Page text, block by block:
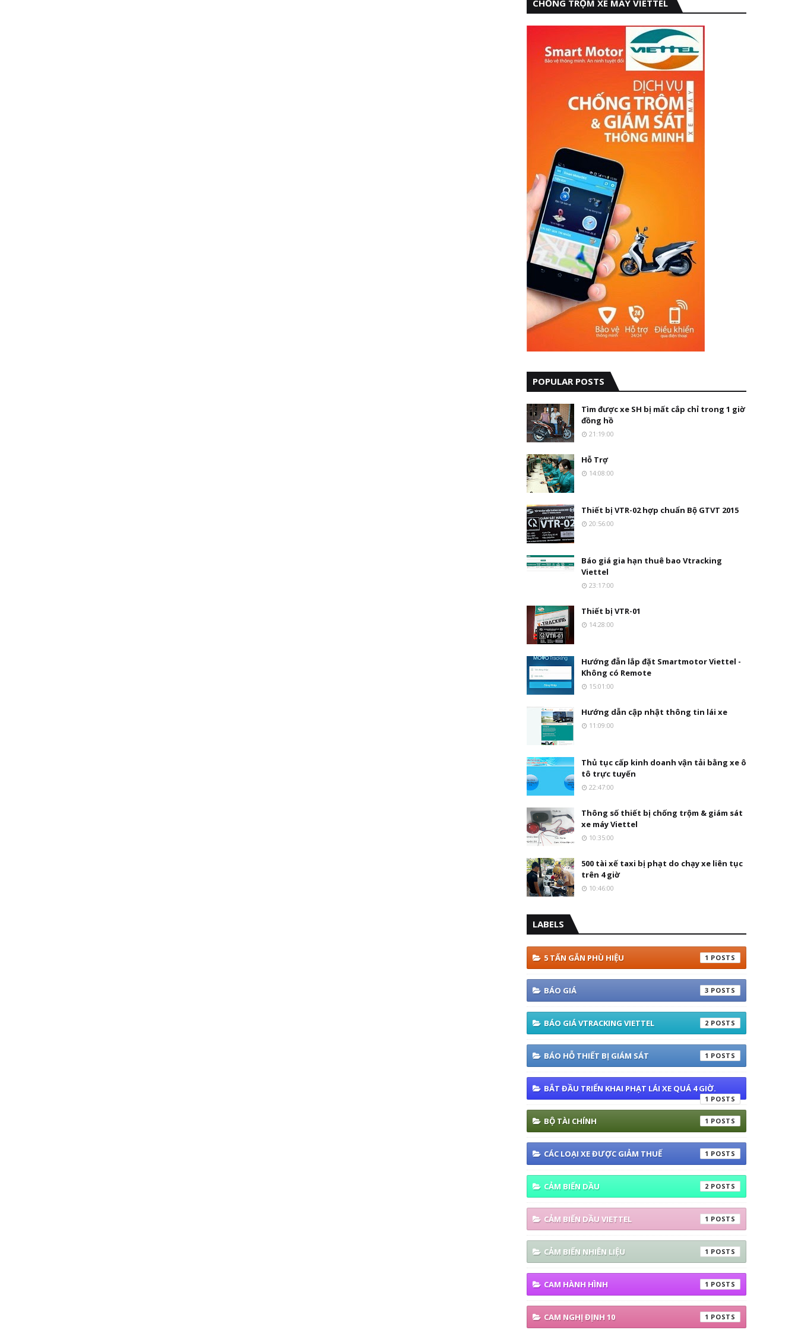
CHỐNG TRỘM XE MÁY VIETTEL
POPULAR POSTS
Tìm được xe SH bị mất cắp chỉ trong 1 giờ
đồng hồ
21:19:00
Hỗ Trợ
14:08:00
Thiết bị VTR-02 hợp chuẩn Bộ GTVT 2015
20:56:00
Báo giá gia hạn thuê bao Vtracking
Viettel
23:17:00
Thiết bị VTR-01
14:28:00
Hướng đẫn lắp đặt Smartmotor Viettel -
Không có Remote
15:01:00
Hướng dẫn cập nhật thông tin lái xe
11:09:00
Thủ tục cấp kinh doanh vận tải bằng xe ô
tô trực tuyến
22:47:00
Thông số thiết bị chống trộm & giám sát
xe máy Viettel
10:35:00
500 tài xế taxi bị phạt do chạy xe liên tục
trên 4 giờ
10:46:00
LABELS
5 TẤN GẮN PHÙ HIỆU 1
BÁO GIÁ 3
BÁO GIÁ VTRACKING VIETTEL 2
BÁO HỖ THIẾT BỊ GIÁM SÁT 1
BẮT ĐẦU TRIỂN KHAI PHẠT LÁI XE QUÁ 4 GIỜ.
1
BỘ TÀI CHÍNH 1
CÁC LOẠI XE ĐƯỢC GIẢM THUẾ 1
CẢM BIẾN DẦU 2
CẢM BIẾN DẦU VIETTEL 1
CẢM BIẾN NHIÊN LIỆU 1
CAM HÀNH HÌNH 1
CAM NGHỊ ĐỊNH 10 1